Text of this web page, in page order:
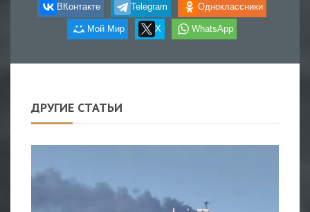
ВКонтакте Telegram Одноклассники
Мой Мир X WhatsApp
ДРУГИЕ СТАТЬИ